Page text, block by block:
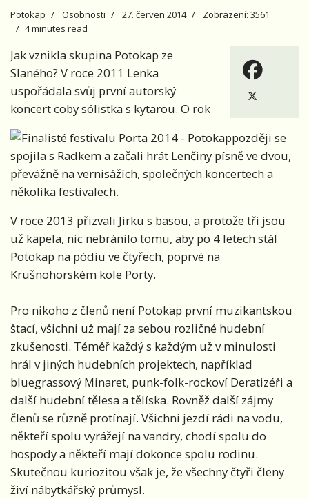
Potokap Osobnosti 27. červen 2014
Zobrazení: 3561
4 minutes read
Jak vznikla skupina Potokap ze
Slaného? V roce 2011 Lenka
uspořádala svůj první autorský
koncert coby sólistka s kytarou. O rok
později se
spojila s Radkem a začali hrát Lenčiny písně ve dvou,
převážně na vernisážích, společných koncertech a
několika festivalech.
V roce 2013 přizvali Jirku s basou, a protože tři jsou
už kapela, nic nebránilo tomu, aby po 4 letech stál
Potokap na pódiu ve čtyřech, poprvé na
Krušnohorském kole Porty.
Pro nikoho z členů není Potokap první muzikantskou
štací, všichni už mají za sebou rozličné hudební
zkušenosti. Téměř každý s každým už v minulosti
hrál v jiných hudebních projektech, například
bluegrassový Minaret, punk-folk-rockoví Deratizéři a
další hudební tělesa a tělíska. Rovněž další zájmy
členů se různě protínají. Všichni jezdí rádi na vodu,
někteří spolu vyrážejí na vandry, chodí spolu do
hospody a někteří mají dokonce spolu rodinu.
Skutečnou kuriozitou však je, že všechny čtyři členy
živí nábytkářský průmysl.